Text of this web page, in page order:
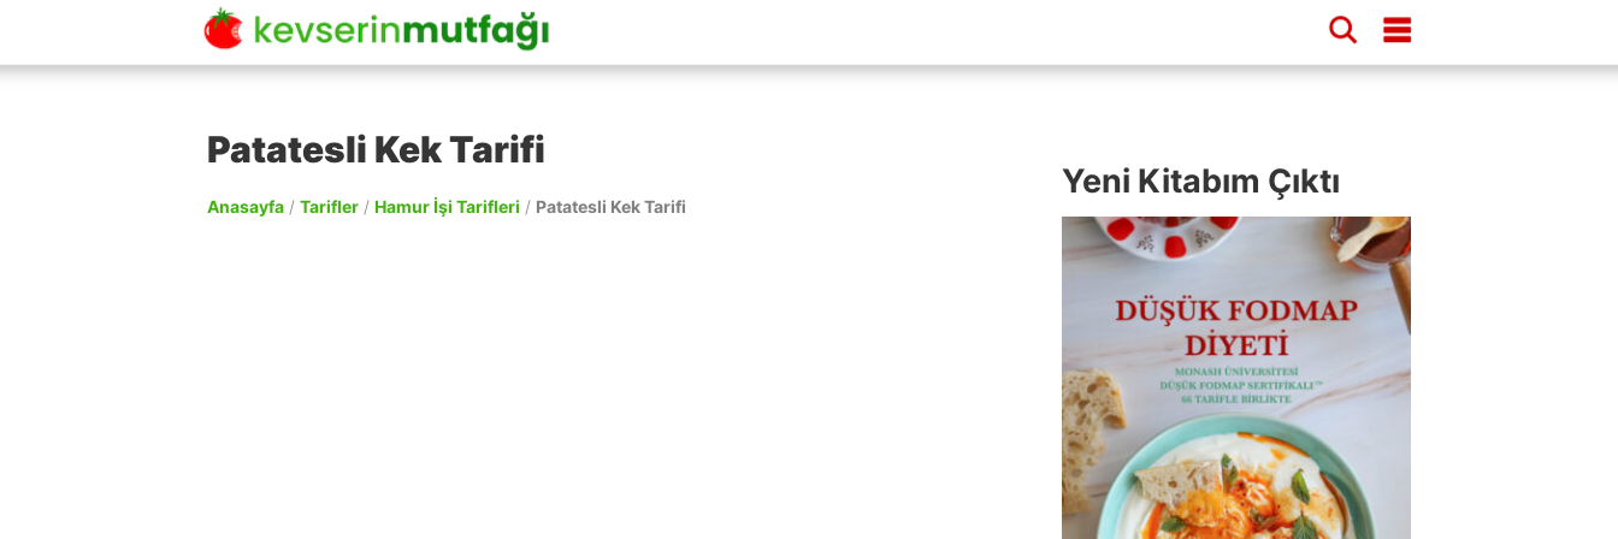
Patatesli Kek Tarifi
Anasayfa / Tarifler / Hamur İşi Tarifleri / Patatesli Kek Tarifi
Yeni Kitabım Çıktı